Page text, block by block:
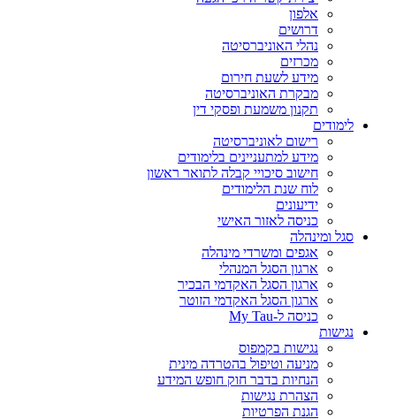
אלפון
דרושים
נהלי האוניברסיטה
מכרזים
מידע לשעת חירום
מבקרת האוניברסיטה
תקנון משמעת ופסקי דין
לימודים
רישום לאוניברסיטה
מידע למתעניינים בלימודים
חישוב סיכויי קבלה לתואר ראשון
לוח שנת הלימודים
ידיעונים
כניסה לאזור האישי
סגל ומינהלה
אגפים ומשרדי מינהלה
ארגון הסגל המנהלי
ארגון הסגל האקדמי הבכיר
ארגון הסגל האקדמי הזוטר
כניסה ל-My Tau
נגישות
נגישות בקמפוס
מניעה וטיפול בהטרדה מינית
הנחיות בדבר חוק חופש המידע
הצהרת נגישות
הגנת הפרטיות